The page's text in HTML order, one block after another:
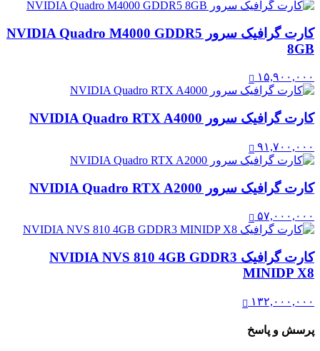
کارت گرافیک سرور NVIDIA Quadro M4000 GDDR5
8GB
۱۵,۹۰۰,۰۰۰
کارت گرافیک سرور NVIDIA Quadro RTX A4000
۹۱,۷۰۰,۰۰۰
کارت گرافیک سرور NVIDIA Quadro RTX A2000
۵۷,۰۰۰,۰۰۰
کارت گرافیک NVIDIA NVS 810 4GB GDDR3
MINIDP X8
۱۳۲,۰۰۰,۰۰۰
پرسش و پاسخ